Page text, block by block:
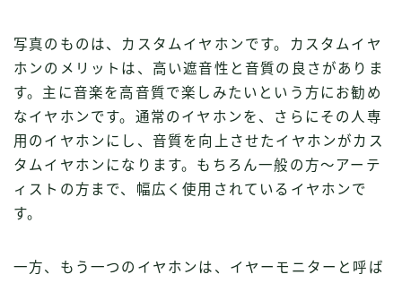
写真のものは、カスタムイヤホンです。カスタムイヤ
ホンのメリットは、高い遮音性と音質の良さがありま
す。主に音楽を高音質で楽しみたいという方にお勧め
なイヤホンです。通常のイヤホンを、さらにその人専
用のイヤホンにし、音質を向上させたイヤホンがカス
タムイヤホンになります。もちろん一般の方〜アーテ
ィストの方まで、幅広く使用されているイヤホンで
す。
一方、もう一つのイヤホンは、イヤーモニターと呼ば